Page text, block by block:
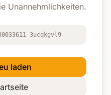
Unannehmlichkeiten.
3ucqkgvl9
laden